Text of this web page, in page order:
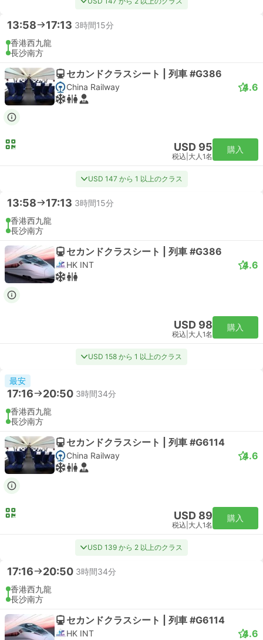
13:58 17:13 3時間15分
香港西九龍
長沙南方
セカンドクラスシート | 列車 #G386
China Railway 4.6
USD 95
税込 大人1名
購入
USD 147 から 1 以上のクラス
13:58 17:13 3時間15分
香港西九龍
長沙南方
セカンドクラスシート | 列車 #G386
HK INT 4.6
USD 98
税込 大人1名
購入
USD 158 から 1 以上のクラス
最安
17:16 20:50 3時間34分
香港西九龍
長沙南方
セカンドクラスシート | 列車 #G6114
China Railway 4.6
USD 89
税込 大人1名
購入
USD 139 から 2 以上のクラス
17:16 20:50 3時間34分
香港西九龍
長沙南方
セカンドクラスシート | 列車 #G6114
HK INT 4.6